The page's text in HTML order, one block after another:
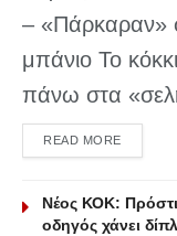
– «Πάρκαραν»
μπάνιο Το
πάνω στα
READ MOREDETAILS
Νέος ΚΟΚ:
οδηγός χάνει